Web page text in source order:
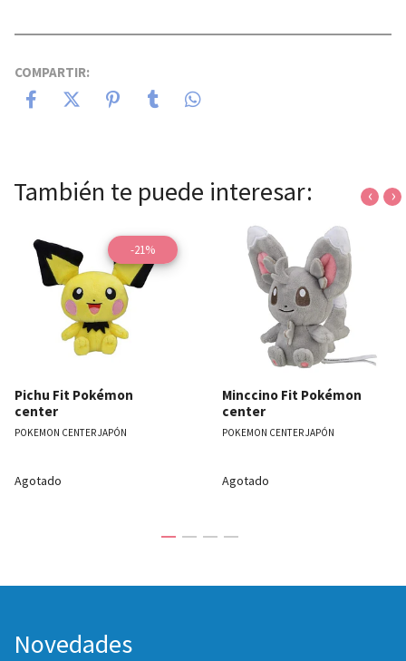
COMPARTIR:
También te puede interesar:
-21%
Pichu Fit Pokémon
center
POKEMON CENTER JAPÓN
Agotado
Minccino Fit Pokémon
center
POKEMON CENTER JAPÓN
Agotado
‹ ›
Novedades